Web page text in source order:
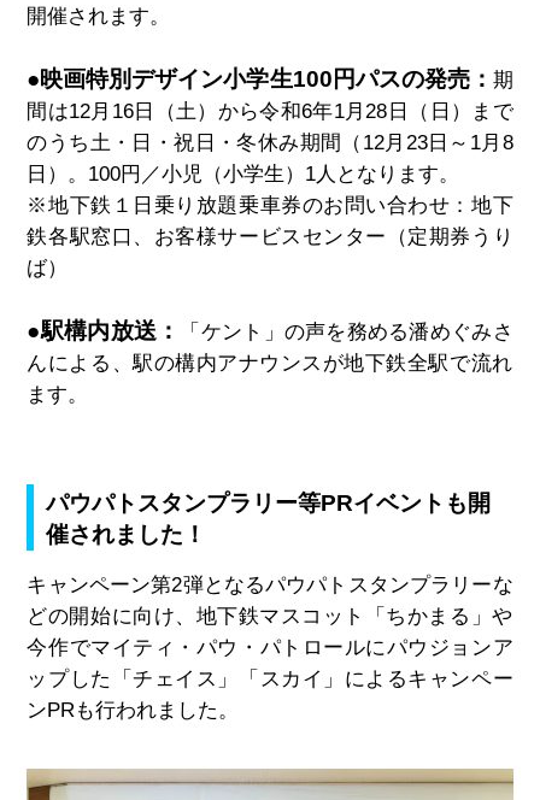
開催されます。
●映画特別デザイン小学生100円パスの発売： 期
間は12月16日（土）から令和6年1月28日（日）まで
のうち土・日・祝日・冬休み期間（12月23日～1月8
日）。100円／小児（小学生）1人となります。
※地下鉄１日乗り放題乗車券のお問い合わせ：地下
鉄各駅窓口、お客様サービスセンター（定期券うり
ば）
●駅構内放送：
「ケント」の声を務める潘めぐみさ
んによる、駅の構内アナウンスが地下鉄全駅で流れ
ます。
パウパトスタンプラリー等PRイベントも開
催されました！
キャンペーン第2弾となるパウパトスタンプラリーな
どの開始に向 け、 地下鉄マスコット「ちかまる」や
今作でマイティ・パウ・パトロールにパウジョンア
ップした「チェイス」「スカイ」 によるキャンペー
ンPRも行われました。